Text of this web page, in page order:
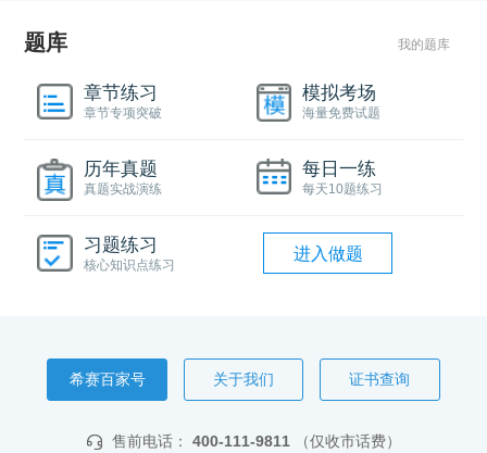
题库 我的题库
章节练习
章节专项突破
模拟考场
海量免费试题
历年真题
真题实战演练
每日一练
每天10题练习
习题练习
核心知识点练习
进入做题
希赛百家号 关于我们 证书查询
售前电话： 400-111-9811 （仅收市话费）